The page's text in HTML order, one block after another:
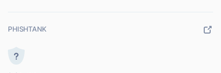
PHISHTANK